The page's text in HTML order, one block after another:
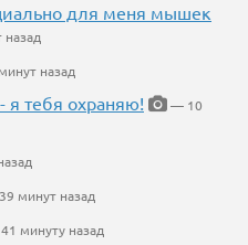
для меня мышек
назад
я тебя охраняю!
— 10
минут назад
минуту назад